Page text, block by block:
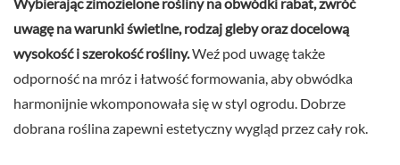
uwagę na warunki świetlne, rodzaj gleby oraz docelową
wysokość i szerokość rośliny.Weź pod uwagę także
odporność na mróz i łatwość formowania, aby obwódka
harmonijnie wkomponowała się w styl ogrodu. Dobrze
dobrana roślina zapewni estetyczny wygląd przez cały rok.